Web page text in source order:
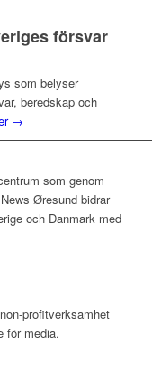
försvar
som belyser
beredskap och
→
som genom
Øresund bidrar
och Danmark med
profitverksamhet
för media.